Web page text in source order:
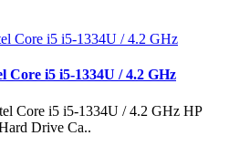
Core i5 i5-1334U / 4.2 GHz
Core i5 i5-1334U / 4.2 GHz HP
Drive Ca..